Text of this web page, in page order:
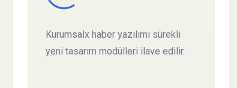
Kurumsalx haber yazılımı sürekli
yeni tasarım modülleri ilave edilir.